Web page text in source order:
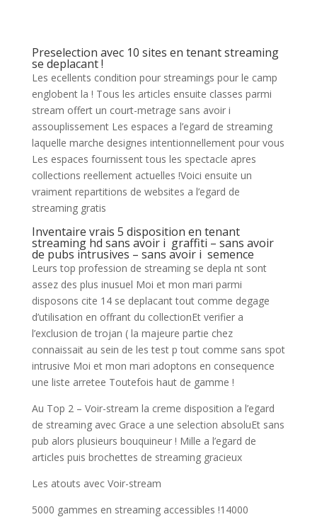
Preselection avec 10 sites en tenant streaming
se deplacant !
Les ecellents condition pour streamings pour le camp
englobent la ! Tous les articles ensuite classes parmi
stream offert un court-metrage sans avoir i
assouplissement Les espaces a l’egard de streaming
laquelle marche designes intentionnellement pour vous
Les espaces fournissent tous les spectacle apres
collections reellement actuelles !Voici ensuite un
vraiment repartitions de websites a l’egard de
streaming gratis
Inventaire vrais 5 disposition en tenant
streaming hd sans avoir i graffiti – sans avoir
de pubs intrusives – sans avoir i semence
Leurs top profession de streaming se depla nt sont
assez des plus inusuel Moi et mon mari parmi
disposons cite 14 se deplacant tout comme degage
d’utilisation en offrant du collectionEt verifier a
l’exclusion de trojan ( la majeure partie chez
connaissait au sein de les test p tout comme sans spot
intrusive Moi et mon mari adoptons en consequence
une liste arretee Toutefois haut de gamme !
Au Top 2 – Voir-stream la creme disposition a l’egard
de streaming avec Grace a une selection absoluEt sans
pub alors plusieurs bouquineur ! Mille a l’egard de
articles puis brochettes de streaming gracieux
Les atouts avec Voir-stream
5000 gammes en streaming accessibles !14000